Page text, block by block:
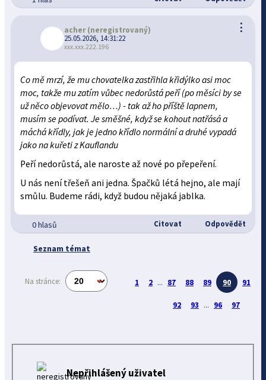
⋮
acher(neregistrovaný)
25.05.2026, 14:31:22
xxx.xxx.222.196
Co mě mrzí, že mu chovatelka zastřihla křidýlko asi moc
moc, takže mu zatím vůbec nedorůstá peří (po měsíci by se
už něco objevovat mělo…) - tak až ho příště lapnem,
musím se podívat. Je směšné, když se kohout natřásá a
máchá křídly, jak je jedno křídlo normální a druhé vypadá
jako na kuřeti z Kauflandu
Peří nedorůstá, ale naroste až nové po přepeření.
U nás není třešeň ani jedna. Špačků létá hejno, ale mají
smůlu. Budeme rádi, když budou nějaká jablka.
0 hlasů Citovat Odpovědět
Seznam témat
Na stránce: 1 2 ... 87 88 89 90 91
92 93 ... 96 97
Nepřihlášený uživatel